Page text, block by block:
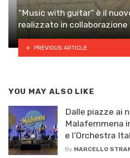
“Music with guitar” è il
realizzato in
PREVIOUS ARTICLE
YOU MAY ALSO LIKE
Dalle piazze ai
Malafemmena
e l’Orchestra
By MARCELLO